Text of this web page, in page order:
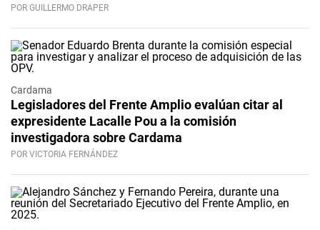
POR GUILLERMO DRAPER
Cardama
Legisladores del Frente Amplio evalúan citar al
expresidente Lacalle Pou a la comisión
investigadora sobre Cardama
POR VICTORIA FERNÁNDEZ